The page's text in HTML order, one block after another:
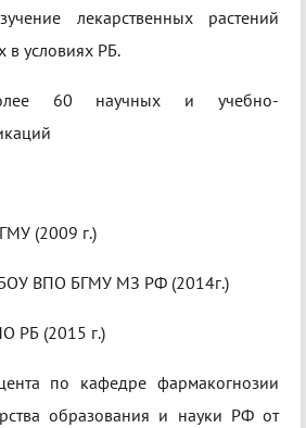
лекарственных растений
в условиях РБ.
60 научных и учебно-
(2009 г.)
ВПО БГМУ МЗ РФ (2014г.)
РБ (2015 г.)
по кафедре фармакогнозии
образования и науки РФ от